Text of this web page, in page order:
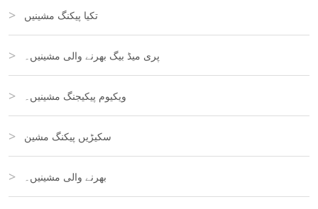
تکیا پیکنگ مشینیں
پری میڈ بیگ بھرنے والی مشینیں۔
ویکیوم پیکیجنگ مشینیں۔
سکیڑیں پیکنگ مشین
بھرنے والی مشینیں۔